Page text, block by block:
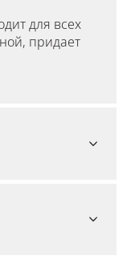
для всех
придает